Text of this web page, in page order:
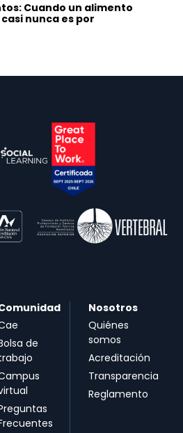
Cuando un alimento
nunca es por
de
Nosotros
Quiénes
somos
Acreditación
Transparencia
Reglamento